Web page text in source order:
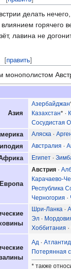
делать
влиянием
лавина не
[править]
монополистом
Азия
Азербайджан
Казахстан* ·
Сосудистая
Аляска ·
Австралия ·
Египет ·
Европа
Австрия ·
Карачаево-
Республика
Черногория ·
Шри-Ланка ·
Эл ·
Хоббитания ·
Ад ·
Потерянная
* также